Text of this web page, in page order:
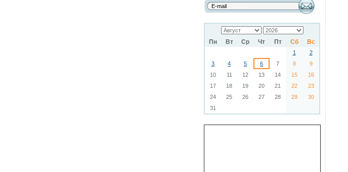
Пн Вт Ср Чт Пт Сб Вс
1
2
3
4 5 6 7 8
9
10
11 12 13 14 15
16
17
18 19 20 21 22
23
24
25 26 27 28 29
30
31